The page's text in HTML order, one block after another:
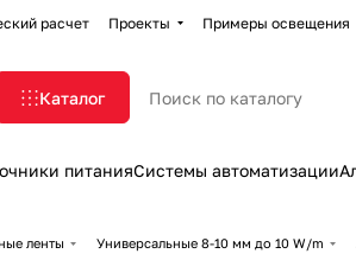
расчет Проекты Примеры освещения
Каталог
питанияСистемы автоматизации
ленты Универсальные 8-10 мм до 10 W/m